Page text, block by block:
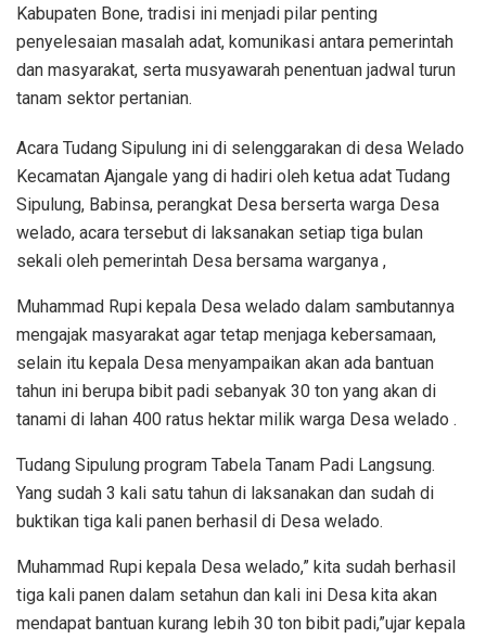
Kabupaten Bone, tradisi ini menjadi pilar penting
penyelesaian masalah adat, komunikasi antara pemerintah
dan masyarakat, serta musyawarah penentuan jadwal turun
tanam sektor pertanian.
Acara Tudang Sipulung ini di selenggarakan di desa Welado
Kecamatan Ajangale yang di hadiri oleh ketua adat Tudang
Sipulung, Babinsa, perangkat Desa berserta warga Desa
welado, acara tersebut di laksanakan setiap tiga bulan
sekali oleh pemerintah Desa bersama warganya ,
Muhammad Rupi kepala Desa welado dalam sambutannya
mengajak masyarakat agar tetap menjaga kebersamaan,
selain itu kepala Desa menyampaikan akan ada bantuan
tahun ini berupa bibit padi sebanyak 30 ton yang akan di
tanami di lahan 400 ratus hektar milik warga Desa welado .
Tudang Sipulung program Tabela Tanam Padi Langsung.
Yang sudah 3 kali satu tahun di laksanakan dan sudah di
buktikan tiga kali panen berhasil di Desa welado.
Muhammad Rupi kepala Desa welado,” kita sudah berhasil
tiga kali panen dalam setahun dan kali ini Desa kita akan
mendapat bantuan kurang lebih 30 ton bibit padi,”ujar kepala